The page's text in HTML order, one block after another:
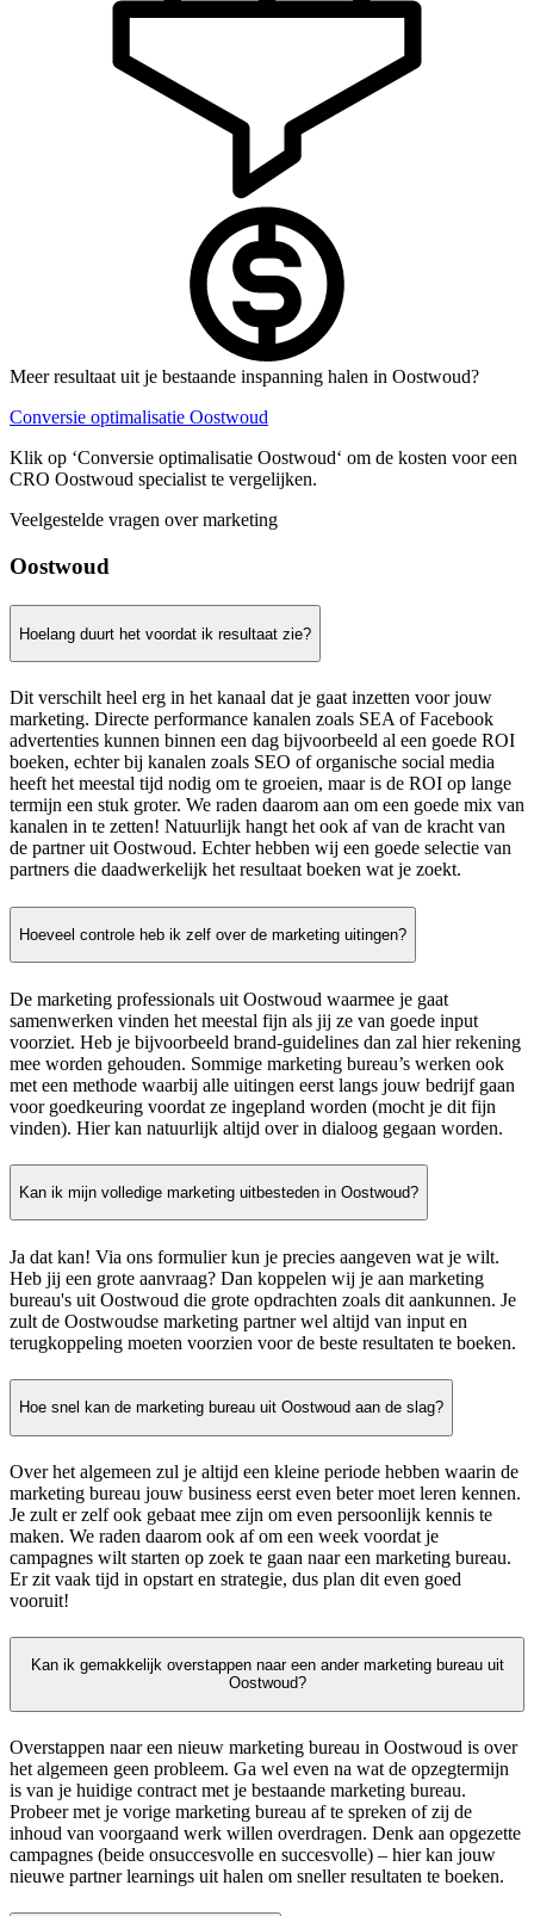
Meer resultaat uit je bestaande inspanning halen in Oostwoud?
Conversie optimalisatie Oostwoud
Klik op ‘Conversie optimalisatie Oostwoud‘ om de kosten voor een
CRO Oostwoud specialist te vergelijken.
Veelgestelde vragen over marketing
Oostwoud
Hoelang duurt het voordat ik resultaat zie?
Dit verschilt heel erg in het kanaal dat je gaat inzetten voor jouw
marketing. Directe performance kanalen zoals SEA of Facebook
advertenties kunnen binnen een dag bijvoorbeeld al een goede ROI
boeken, echter bij kanalen zoals SEO of organische social media
heeft het meestal tijd nodig om te groeien, maar is de ROI op lange
termijn een stuk groter. We raden daarom aan om een goede mix van
kanalen in te zetten! Natuurlijk hangt het ook af van de kracht van
de partner uit Oostwoud. Echter hebben wij een goede selectie van
partners die daadwerkelijk het resultaat boeken wat je zoekt.
Hoeveel controle heb ik zelf over de marketing uitingen?
De marketing professionals uit Oostwoud waarmee je gaat
samenwerken vinden het meestal fijn als jij ze van goede input
voorziet. Heb je bijvoorbeeld brand-guidelines dan zal hier rekening
mee worden gehouden. Sommige marketing bureau’s werken ook
met een methode waarbij alle uitingen eerst langs jouw bedrijf gaan
voor goedkeuring voordat ze ingepland worden (mocht je dit fijn
vinden). Hier kan natuurlijk altijd over in dialoog gegaan worden.
Kan ik mijn volledige marketing uitbesteden in Oostwoud?
Ja dat kan! Via ons formulier kun je precies aangeven wat je wilt.
Heb jij een grote aanvraag? Dan koppelen wij je aan marketing
bureau's uit Oostwoud die grote opdrachten zoals dit aankunnen. Je
zult de Oostwoudse marketing partner wel altijd van input en
terugkoppeling moeten voorzien voor de beste resultaten te boeken.
Hoe snel kan de marketing bureau uit Oostwoud aan de slag?
Over het algemeen zul je altijd een kleine periode hebben waarin de
marketing bureau jouw business eerst even beter moet leren kennen.
Je zult er zelf ook gebaat mee zijn om even persoonlijk kennis te
maken. We raden daarom ook af om een week voordat je
campagnes wilt starten op zoek te gaan naar een marketing bureau.
Er zit vaak tijd in opstart en strategie, dus plan dit even goed
vooruit!
Kan ik gemakkelijk overstappen naar een ander marketing bureau uit
Oostwoud?
Overstappen naar een nieuw marketing bureau in Oostwoud is over
het algemeen geen probleem. Ga wel even na wat de opzegtermijn
is van je huidige contract met je bestaande marketing bureau.
Probeer met je vorige marketing bureau af te spreken of zij de
inhoud van voorgaand werk willen overdragen. Denk aan opgezette
campagnes (beide onsuccesvolle en succesvolle) – hier kan jouw
nieuwe partner learnings uit halen om sneller resultaten te boeken.